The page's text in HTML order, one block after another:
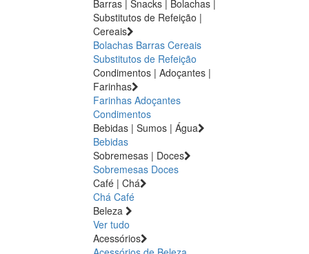
Barras | Snacks | Bolachas |
Substitutos de Refeição |
Cereais
Bolachas Barras Cereais
Substitutos de Refeição
Condimentos | Adoçantes |
Farinhas
Farinhas Adoçantes
Condimentos
Bebidas | Sumos | Água
Bebidas
Sobremesas | Doces
Sobremesas Doces
Café | Chá
Chá Café
Beleza
Ver tudo
Acessórios